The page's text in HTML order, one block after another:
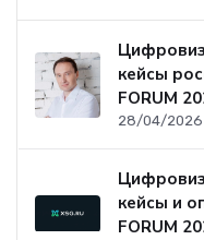
кейсы
FORUM
28/04/2026
кейсы и
FORUM